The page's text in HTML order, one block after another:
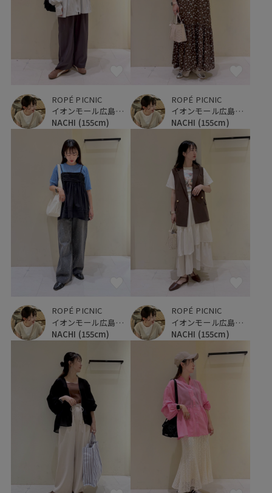
ROPÉ PICNIC
イオンモール広島府中
NACHI (155cm)
ROPÉ PICNIC
イオンモール広島府中
NACHI (155cm)
ROPÉ PICNIC
イオンモール広島府中
NACHI (155cm)
ROPÉ PICNIC
イオンモール広島府中
NACHI (155cm)